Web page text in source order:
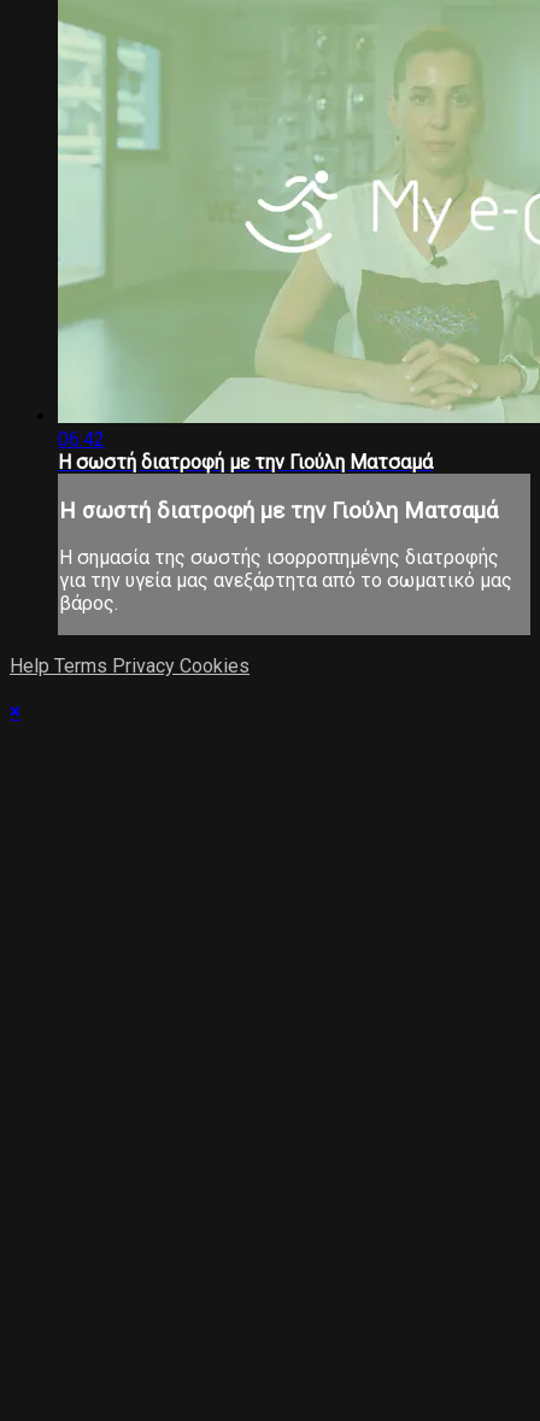
06:42
H σωστή διατροφή με την Γιούλη Ματσαμά
H σωστή διατροφή με την Γιούλη Ματσαμά
Η σημασία της σωστής ισορροπημένης διατροφής
για την υγεία μας ανεξάρτητα από το σωματικό μας
βάρος.
Help Terms Privacy Cookies
×